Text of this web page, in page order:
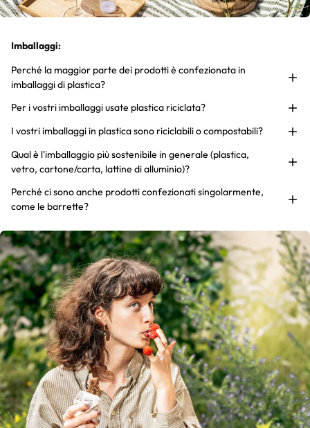
Imballaggi:
Perché la maggior parte dei prodotti è confezionata in
imballaggi di plastica?
Per i vostri imballaggi usate plastica riciclata?
I vostri imballaggi in plastica sono riciclabili o compostabili?
Qual è l'imballaggio più sostenibile in generale (plastica,
vetro, cartone/carta, lattine di alluminio)?
Perché ci sono anche prodotti confezionati singolarmente,
come le barrette?